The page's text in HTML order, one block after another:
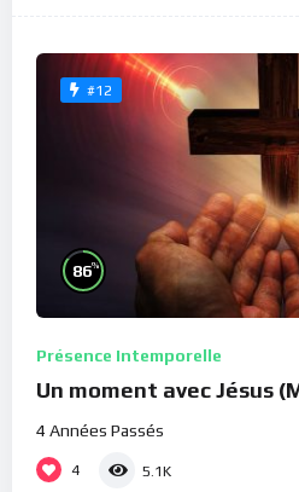
#12
86%
Présence Intemporelle
Un moment avec Jésus
4 Années Passés
4 5.1K